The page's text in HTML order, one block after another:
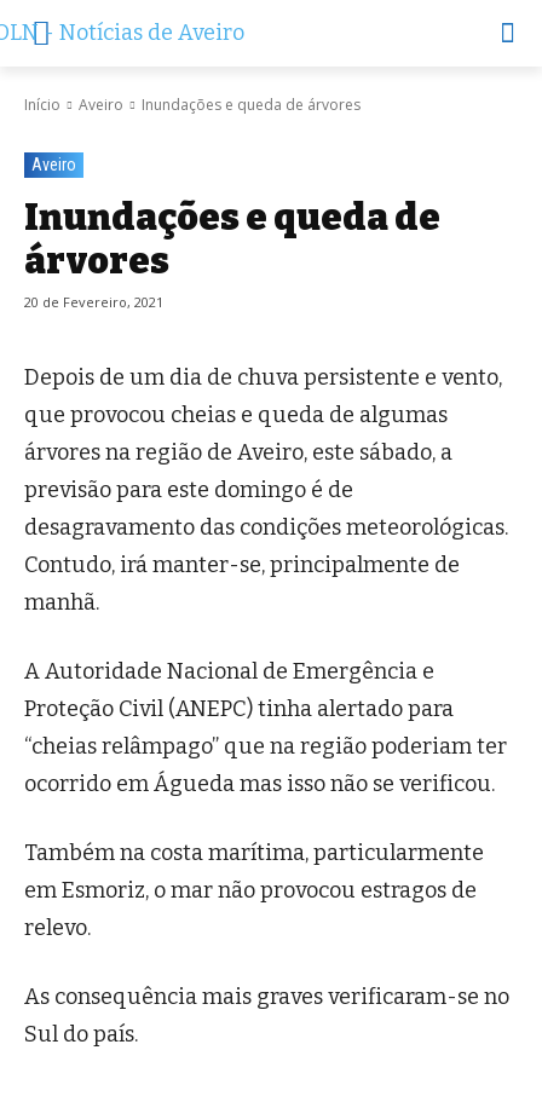
Início Aveiro Inundações e queda de árvores
Aveiro
Inundações e queda de
árvores
20 de Fevereiro, 2021
Depois de um dia de chuva persistente e vento,
que provocou cheias e queda de algumas
árvores na região de Aveiro, este sábado, a
previsão para este domingo é de
desagravamento das condições meteorológicas.
Contudo, irá manter-se, principalmente de
manhã.
A Autoridade Nacional de Emergência e
Proteção Civil (ANEPC) tinha alertado para
“cheias relâmpago” que na região poderiam ter
ocorrido em Águeda mas isso não se verificou.
Também na costa marítima, particularmente
em Esmoriz, o mar não provocou estragos de
relevo.
As consequência mais graves verificaram-se no
Sul do país.